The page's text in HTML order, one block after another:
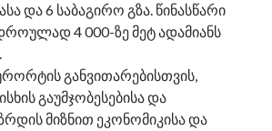
და 6 საბაგირო გზა. წინასწარი
4 000-ზე მეტ ადამიანს
განვითარებისთვის,
გაუმჯობესებისა და
მიზნით ეკონომიკისა და